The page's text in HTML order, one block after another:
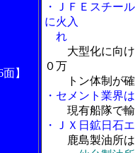
】
・ＪＦＥスチー
に火入
れ
大型化に向
０万
トン体制が確
・セメント業界
現有船隊で
・ＪＸ日鉱日石
鹿島製油所